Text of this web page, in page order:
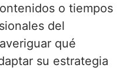
o tiempos
del
qué
su estrategia